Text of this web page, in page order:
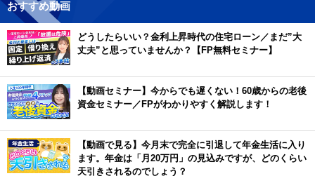
おすすめ動画
どうしたらいい？金利上昇時代の住宅ローン／まだ”大
丈夫”と思っていませんか？【FP無料セミナー】
【動画セミナー】今からでも遅くない！60歳からの老後
資金セミナー／FPがわかりやすく解説します！
【動画で見る】今月末で完全に引退して年金生活に入り
ます。年金は「月20万円」の見込みですが、どのくらい
天引きされるのでしょう？